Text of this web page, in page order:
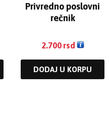
Privredno poslovni
rečnik
2.700 rsd
DODAJ U KORPU